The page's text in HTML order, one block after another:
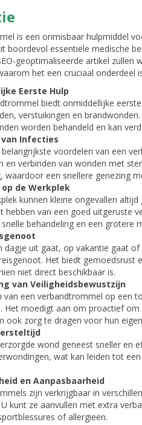
is een onmisbaar hulpmiddel
boordevol essentiële medische
geoptimaliseerde artikel
het een cruciaal onderdeel
Eerste Hulp
biedt onmiddellijke
verstuikingen en
worden behandeld en kan
Infecties
belangrijkste voordelen van een
en verbinden van wonden met
waardoor een snellere genezing
de Werkplek
kunnen kleine ongevallen
hebben van een goed uitgeruste
behandeling en een grotere
dagje uit gaat, op vakantie gaat
Het biedt gemoedsrust
niet direct beschikbaar is.
van Veiligheidsbewustzijn
van een verbandtrommel op een
Het moedigt aan om proactief
ook zorg te dragen voor hun
wond geneest sneller en
wat kan leiden tot
en Aanpasbaarheid
zijn verkrijgbaar in
kunt ze aanvullen met extra
of allergieën.